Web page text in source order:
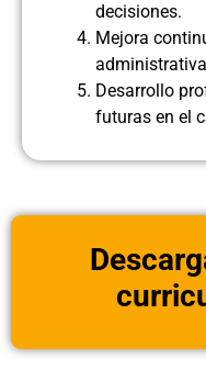
decisiones.
Mejora
Desarrollo
futuras en el